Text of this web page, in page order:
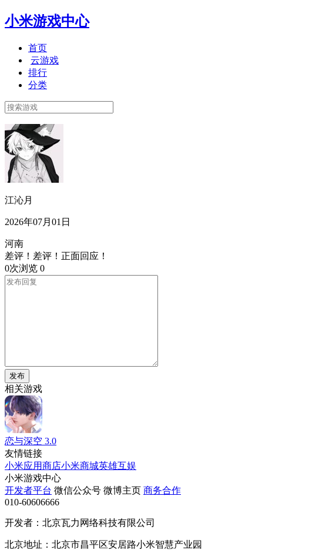
小米游戏中心
首页
云游戏
排行
分类
江沁月
2026年07月01日
河南
差评！差评！正面回应！
0次浏览 0
发布
相关游戏
恋与深空 3.0
友情链接
小米应用商店小米商城英雄互娱
小米游戏中心
开发者平台 微信公众号 微博主页 商务合作
010-60606666
开发者：北京瓦力网络科技有限公司
北京地址：北京市昌平区安居路小米智慧产业园